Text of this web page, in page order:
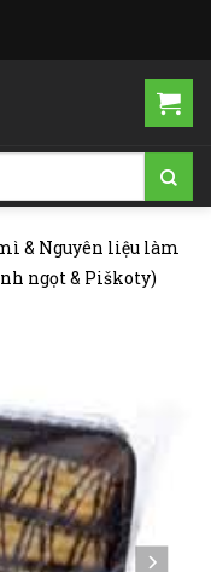
& Nguyên liệu làm
ngọt & Piškoty)